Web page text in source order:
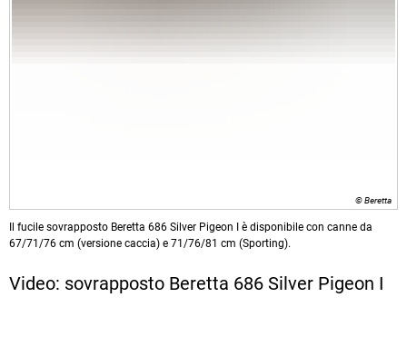
© Beretta
Il fucile sovrapposto Beretta 686 Silver Pigeon I è disponibile con canne da
67/71/76 cm (versione caccia) e 71/76/81 cm (Sporting).
Video: sovrapposto Beretta 686 Silver Pigeon I